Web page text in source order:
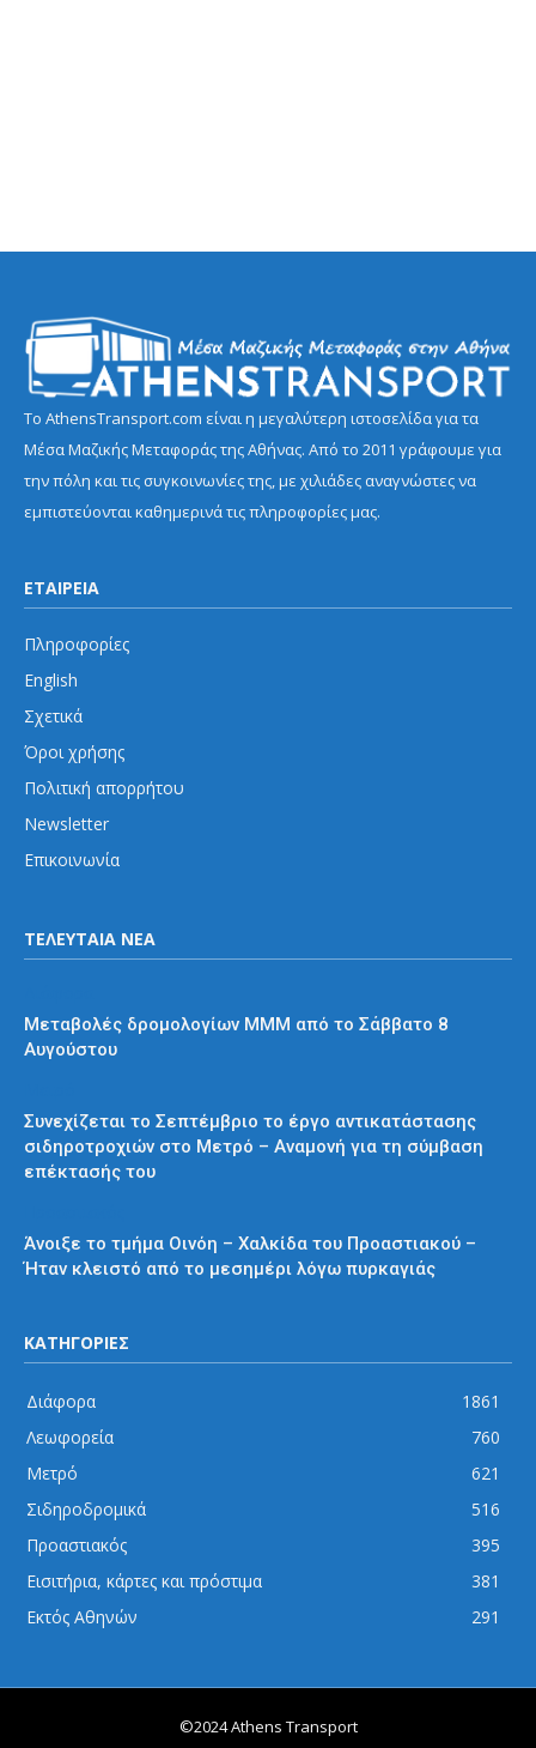
Το AthensTransport.com είναι η μεγαλύτερη ιστοσελίδα για τα
Μέσα Μαζικής Μεταφοράς της Αθήνας. Από το 2011 γράφουμε για
την πόλη και τις συγκοινωνίες της, με χιλιάδες αναγνώστες να
εμπιστεύονται καθημερινά τις πληροφορίες μας.
ΕΤΑΙΡΕΙΑ
Πληροφορίες
English
Σχετικά
Όροι χρήσης
Πολιτική απορρήτου
Newsletter
Επικοινωνία
ΤΕΛΕΥΤΑΙΑ ΝΕΑ
Μεταβολές δρομολογίων ΜΜΜ από το Σάββατο 8
Αυγούστου
Συνεχίζεται το Σεπτέμβριο το έργο αντικατάστασης
σιδηροτροχιών στο Μετρό – Αναμονή για τη σύμβαση
επέκτασής του
Άνοιξε το τμήμα Οινόη – Χαλκίδα του Προαστιακού –
Ήταν κλειστό από το μεσημέρι λόγω πυρκαγιάς
ΚΑΤΗΓΟΡΙΕΣ
Διάφορα
1861
Λεωφορεία
760
Μετρό
621
Σιδηροδρομικά
516
Προαστιακός
395
Εισιτήρια, κάρτες και πρόστιμα
381
Εκτός Αθηνών
291
©2024 Athens Transport